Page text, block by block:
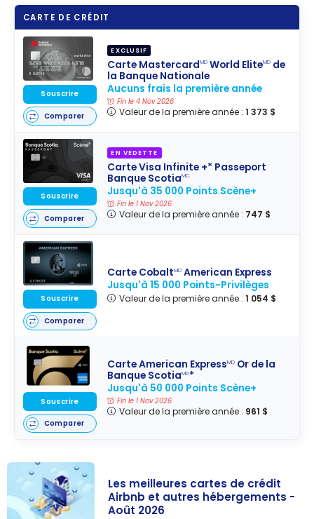
CARTE DE CRÉDIT
EXCLUSIF
Carte MastercardMD World EliteMD de
la Banque Nationale
Aucuns frais la première année
Fin le 4 Nov 2026
Valeur de la première année : 1 373 $
Souscrire
Comparer
EN VEDETTE
Carte Visa Infinite +* Passeport
Banque ScotiaMC
Jusqu'à 35 000 Points Scène+
Fin le 1 Nov 2026
Valeur de la première année : 747 $
Souscrire
Comparer
Carte CobaltMD American Express
Jusqu'à 15 000 Points-Privilèges
Valeur de la première année : 1 054 $
Souscrire
Comparer
Carte American ExpressMD Or de la
Banque ScotiaMD*
Jusqu'à 50 000 Points Scène+
Fin le 1 Nov 2026
Valeur de la première année : 961 $
Souscrire
Comparer
Les meilleures cartes de crédit
Airbnb et autres hébergements -
Août 2026